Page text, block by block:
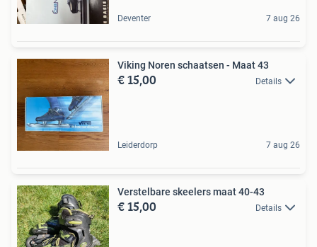
Deventer 7 aug 26
Viking Noren schaatsen - Maat 43
€ 15,00 Details
Leiderdorp 7 aug 26
Verstelbare skeelers maat 40-43
€ 15,00 Details